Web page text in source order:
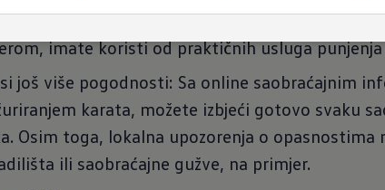
vašeg kombija ostaje ažuran - uz pogodnost
imate koristi od praktičnih usluga
još više pogodnosti: Sa online saobraćajnim
karata, možete izbjeći gotovo svaku
Osim toga, lokalna upozorenja o
ili saobraćajne gužve, na primjer.